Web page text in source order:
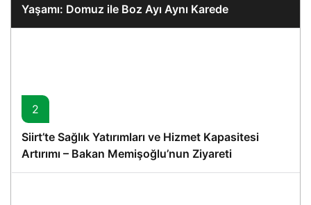
Yaşamı: Domuz ile Boz Ayı Aynı Karede
2
Siirt’te Sağlık Yatırımları ve Hizmet Kapasitesi
Artırımı – Bakan Memişoğlu’nun Ziyareti